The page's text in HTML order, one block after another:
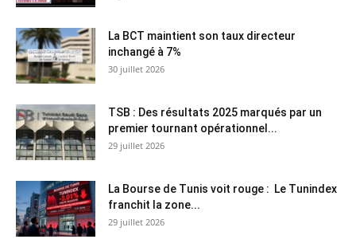
La BCT maintient son taux directeur
inchangé à 7%
30 juillet 2026
TSB : Des résultats 2025 marqués par un
premier tournant opérationnel...
29 juillet 2026
La Bourse de Tunis voit rouge : Le Tunindex
franchit la zone...
29 juillet 2026